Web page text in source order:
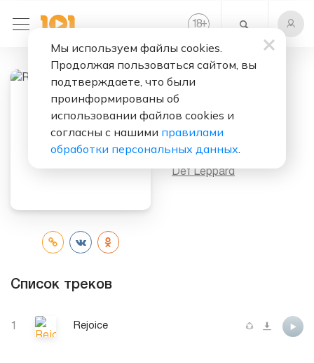
18+
Слушать бесплатно
Исполнитель:
Def Leppard
Список треков
1 Rejoice
Мы используем файлы cookies.
Продолжая пользоваться сайтом, вы
подтверждаете, что были
проинформированы об
использовании файлов cookies и
согласны с нашими правилами
обработки персональных данных.